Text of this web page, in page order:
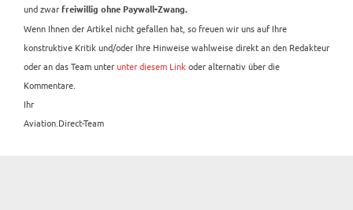
und zwar freiwillig ohne Paywall-Zwang.
Wenn Ihnen der Artikel nicht gefallen hat, so freuen wir uns auf Ihre
konstruktive Kritik und/oder Ihre Hinweise wahlweise direkt an den Redakteur
oder an das Team unterunter diesem Link oder alternativ über die
Kommentare.
Ihr
Aviation.Direct-Team